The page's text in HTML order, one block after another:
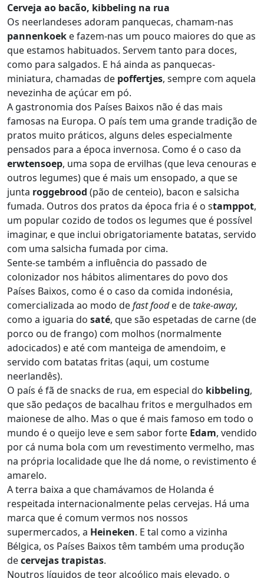
Cerveja ao bacão, kibbeling na rua
Os neerlandeses adoram panquecas, chamam-nas
pannenkoek e fazem-nas um pouco maiores do que as
que estamos habituados. Servem tanto para doces,
como para salgados. E há ainda as panquecas-
miniatura, chamadas de poffertjes, sempre com aquela
nevezinha de açúcar em pó.
A gastronomia dos Países Baixos não é das mais
famosas na Europa. O país tem uma grande tradição de
pratos muito práticos, alguns deles especialmente
pensados para a época invernosa. Como é o caso da
erwtensoep, uma sopa de ervilhas (que leva cenouras e
outros legumes) que é mais um ensopado, a que se
junta roggebrood (pão de centeio), bacon e salsicha
fumada. Outros dos pratos da época fria é o stamppot,
um popular cozido de todos os legumes que é possível
imaginar, e que inclui obrigatoriamente batatas, servido
com uma salsicha fumada por cima.
Sente-se também a influência do passado de
colonizador nos hábitos alimentares do povo dos
Países Baixos, como é o caso da comida indonésia,
comercializada ao modo defast foode detake-away,
como a iguaria do saté, que são espetadas de carne (de
porco ou de frango) com molhos (normalmente
adocicados) e até com manteiga de amendoim, e
servido com batatas fritas (aqui, um costume
neerlandês).
O país é fã de snacks de rua, em especial do kibbeling,
que são pedaços de bacalhau fritos e mergulhados em
maionese de alho. Mas o que é mais famoso em todo o
mundo é o queijo leve e sem sabor forte Edam, vendido
por cá numa bola com um revestimento vermelho, mas
na própria localidade que lhe dá nome, o revistimento é
amarelo.
A terra baixa a que chamávamos de Holanda é
respeitada internacionalmente pelas cervejas. Há uma
marca que é comum vermos nos nossos
supermercados, a Heineken. E tal como a vizinha
Bélgica, os Países Baixos têm também uma produção
decervejas trapistas.
Noutros líquidos de teor alcoólico mais elevado, o